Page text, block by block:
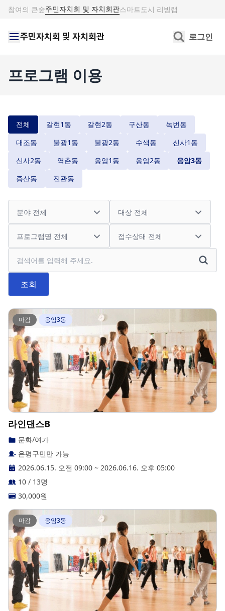
참여의 큰숲주민자치회 및 자치회관스마트도시 리빙랩
주민자치회 및 자치회관 로그인
프로그램 이용
전체 갈현1동 갈현2동 구산동
녹번동
대조동
불광1동 불광2동 수색동
신사1동
신사2동
역촌동 응암1동 응암2동
응암3동
증산동
진관동
조회
마감 응암3동
라인댄스B
문화/여가
은평구민만 가능
2026.06.15. 오전 09:00 ~ 2026.06.16. 오후 05:00
10 / 13명
30,000원
마감 응암3동